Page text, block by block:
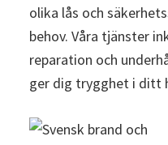
olika lås och
behov. Våra tjänster
reparation och
ger dig trygghet i ditt